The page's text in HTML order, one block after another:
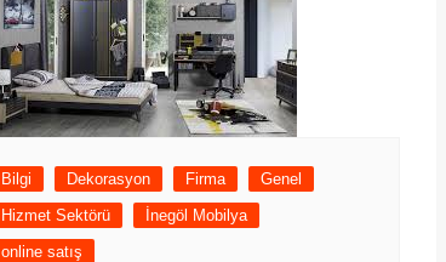
Bilgi Dekorasyon Firma
Genel
Hizmet Sektörü
İnegöl Mobilya
online satış